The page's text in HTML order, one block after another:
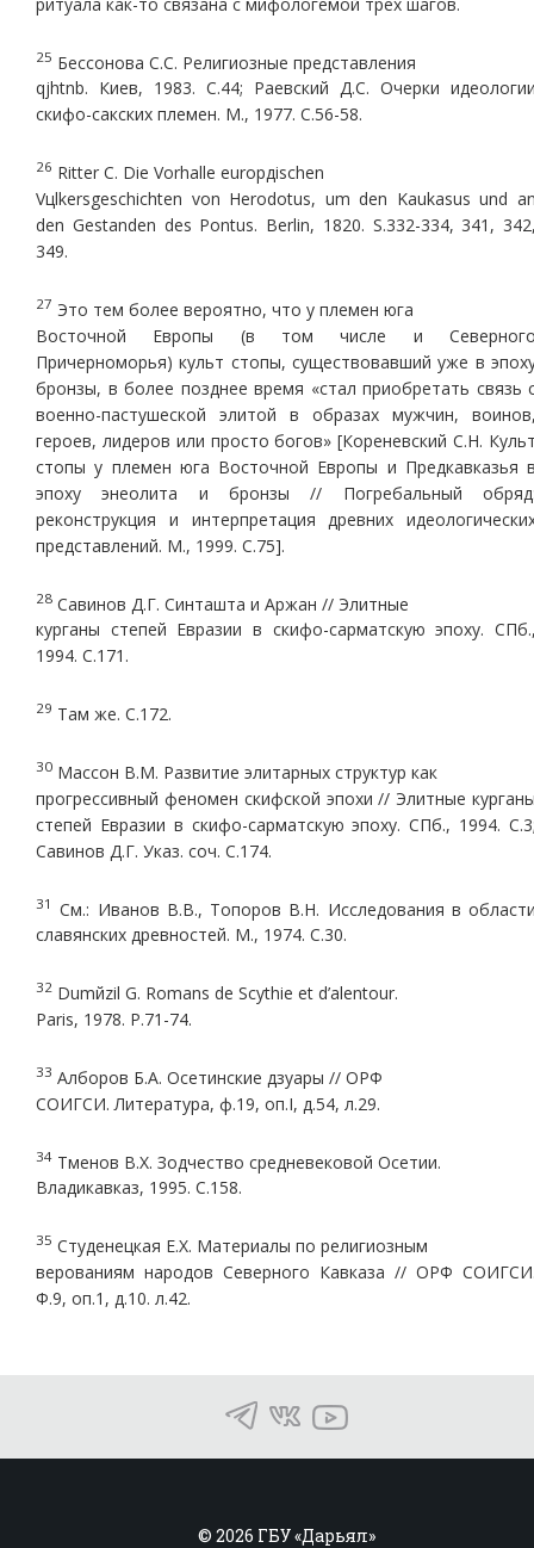
25 Бессонова С.С. Религиозные представления
qjhtnb. Киев, 1983. С.44; Раевский Д.С. Очерки
скифо-сакских племен. М., 1977. С.56-58.
26 Ritter C. Die Vorhalle europдischen
Vцlkersgeschichten von Herodotus, um den Kaukasus und
den Gestanden des Pontus. Berlin, 1820. S.332-334, 341,
349.
27 Это тем более вероятно, что у племен юга
Восточной Европы (в том числе и
Причерноморья) культ стопы, существовавший уже в
бронзы, в более позднее время «стал приобретать связь
военно-пастушеской элитой в образах мужчин,
героев, лидеров или просто богов» [Кореневский С.Н.
стопы у племен юга Восточной Европы и Предкавказья
эпоху энеолита и бронзы // Погребальный
реконструкция и интерпретация древних
представлений. М., 1999. С.75].
28 Савинов Д.Г. Синташта и Аржан // Элитные
курганы степей Евразии в скифо-сарматскую эпоху.
1994. С.171.
29 Там же. С.172.
30 Массон В.М. Развитие элитарных структур как
прогрессивный феномен скифской эпохи // Элитные
степей Евразии в скифо-сарматскую эпоху. СПб., 1994.
Савинов Д.Г. Указ. соч. С.174.
31 См.: Иванов В.В., Топоров В.Н. Исследования в
славянских древностей. М., 1974. С.30.
32 Dumйzil G. Romans de Scythie et d’alentour.
Paris, 1978. P.71-74.
33 Алборов Б.А. Осетинские дзуары // ОРФ
СОИГСИ. Литература, ф.19, оп.I, д.54, л.29.
34 Тменов В.Х. Зодчество средневековой Осетии.
Владикавказ, 1995. С.158.
35 Студенецкая Е.Х. Материалы по религиозным
верованиям народов Северного Кавказа // ОРФ
Ф.9, оп.1, д.10. л.42.
© 2026 ГБУ «Дарьял»